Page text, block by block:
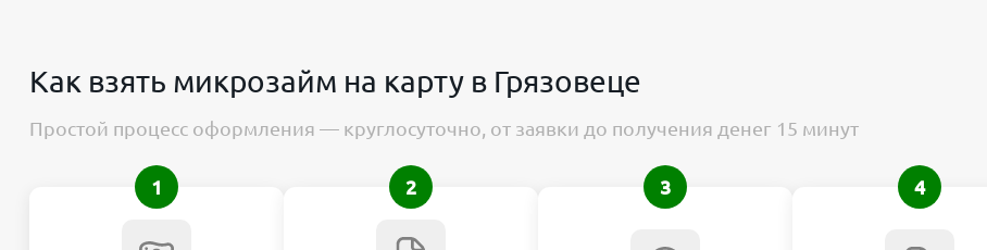
Как взять микрозайм на карту в Грязовеце
Простой процесс оформления — круглосуточно, от заявки до получения денег 15 минут
1 2 3 4